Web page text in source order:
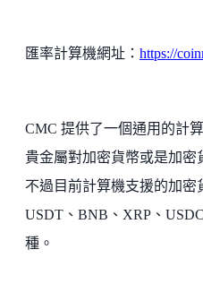
匯率計算機網址： https://
CMC 提供了一個通用的計
貴金屬對加密貨幣或是加
不過目前計算機支援的加
USDT、BNB、XRP、
種。